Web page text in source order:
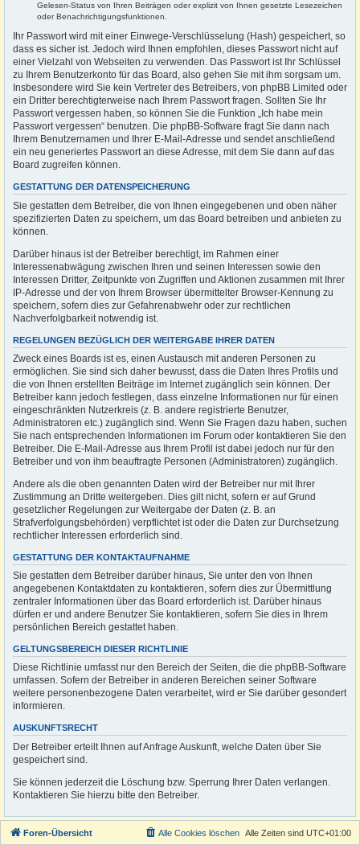
Gelesen-Status von Ihren Beiträgen oder explizit von Ihnen gesetzte Lesezeichen
oder Benachrichtigungsfunktionen.
Ihr Passwort wird mit einer Einwege-Verschlüsselung (Hash) gespeichert, so
dass es sicher ist. Jedoch wird Ihnen empfohlen, dieses Passwort nicht auf
einer Vielzahl von Webseiten zu verwenden. Das Passwort ist Ihr Schlüssel
zu Ihrem Benutzerkonto für das Board, also gehen Sie mit ihm sorgsam um.
Insbesondere wird Sie kein Vertreter des Betreibers, von phpBB Limited oder
ein Dritter berechtigterweise nach Ihrem Passwort fragen. Sollten Sie Ihr
Passwort vergessen haben, so können Sie die Funktion „Ich habe mein
Passwort vergessen“ benutzen. Die phpBB-Software fragt Sie dann nach
Ihrem Benutzernamen und Ihrer E-Mail-Adresse und sendet anschließend
ein neu generiertes Passwort an diese Adresse, mit dem Sie dann auf das
Board zugreifen können.
GESTATTUNG DER DATENSPEICHERUNG
Sie gestatten dem Betreiber, die von Ihnen eingegebenen und oben näher
spezifizierten Daten zu speichern, um das Board betreiben und anbieten zu
können.
Darüber hinaus ist der Betreiber berechtigt, im Rahmen einer
Interessenabwägung zwischen Ihren und seinen Interessen sowie den
Interessen Dritter, Zeitpunkte von Zugriffen und Aktionen zusammen mit Ihrer
IP-Adresse und der von Ihrem Browser übermittelter Browser-Kennung zu
speichern, sofern dies zur Gefahrenabwehr oder zur rechtlichen
Nachverfolgbarkeit notwendig ist.
REGELUNGEN BEZÜGLICH DER WEITERGABE IHRER DATEN
Zweck eines Boards ist es, einen Austausch mit anderen Personen zu
ermöglichen. Sie sind sich daher bewusst, dass die Daten Ihres Profils und
die von Ihnen erstellten Beiträge im Internet zugänglich sein können. Der
Betreiber kann jedoch festlegen, dass einzelne Informationen nur für einen
eingeschränkten Nutzerkreis (z. B. andere registrierte Benutzer,
Administratoren etc.) zugänglich sind. Wenn Sie Fragen dazu haben, suchen
Sie nach entsprechenden Informationen im Forum oder kontaktieren Sie den
Betreiber. Die E-Mail-Adresse aus Ihrem Profil ist dabei jedoch nur für den
Betreiber und von ihm beauftragte Personen (Administratoren) zugänglich.
Andere als die oben genannten Daten wird der Betreiber nur mit Ihrer
Zustimmung an Dritte weitergeben. Dies gilt nicht, sofern er auf Grund
gesetzlicher Regelungen zur Weitergabe der Daten (z. B. an
Strafverfolgungsbehörden) verpflichtet ist oder die Daten zur Durchsetzung
rechtlicher Interessen erforderlich sind.
GESTATTUNG DER KONTAKTAUFNAHME
Sie gestatten dem Betreiber darüber hinaus, Sie unter den von Ihnen
angegebenen Kontaktdaten zu kontaktieren, sofern dies zur Übermittlung
zentraler Informationen über das Board erforderlich ist. Darüber hinaus
dürfen er und andere Benutzer Sie kontaktieren, sofern Sie dies in Ihrem
persönlichen Bereich gestattet haben.
GELTUNGSBEREICH DIESER RICHTLINIE
Diese Richtlinie umfasst nur den Bereich der Seiten, die die phpBB-Software
umfassen. Sofern der Betreiber in anderen Bereichen seiner Software
weitere personenbezogene Daten verarbeitet, wird er Sie darüber gesondert
informieren.
AUSKUNFTSRECHT
Der Betreiber erteilt Ihnen auf Anfrage Auskunft, welche Daten über Sie
gespeichert sind.
Sie können jederzeit die Löschung bzw. Sperrung Ihrer Daten verlangen.
Kontaktieren Sie hierzu bitte den Betreiber.
Foren-Übersicht Alle Zeiten sind UTC+01:00
Alle Cookies löschen